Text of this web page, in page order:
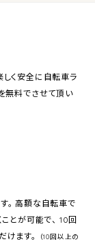
く安全に自転車ラ
無料でさせて頂い
。 高額な自転車で
とが可能で、 10回
ます。
（10回以上の